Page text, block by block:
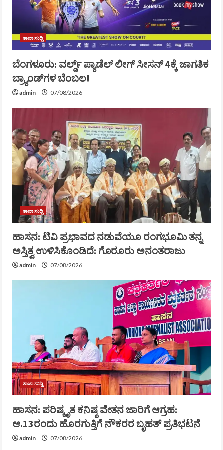
ತಾಜಾ ಸುದ್ದಿ
ಬೆಂಗಳೂರು: ವರ್ಲ್ಡ್ ಪ್ಯಾಡೆಲ್ ಲೀಗ್ ಸೀಸನ್ 4ಕ್ಕೆ ಜಾಗತಿಕ
ಬ್ರ್ಯಾಂಡ್‌ಗಳ ಬೆಂಬಲ!
admin 07/08/2026
ತಾಜಾ ಸುದ್ದಿ
ಹಾಸನ: ಟಿವಿ ಪ್ರಭಾವದ ನಡುವೆಯೂ ರಂಗಭೂಮಿ ತನ್ನ
ಅಸ್ತಿತ್ವ ಉಳಿಸಿಕೊಂಡಿದೆ: ಗೊರೂರು ಅನಂತರಾಜು
admin 07/08/2026
ತಾಜಾ ಸುದ್ದಿ
ಹಾಸನ: ಪರಿಷ್ಕೃತ ಕನಿಷ್ಠ ವೇತನ ಜಾರಿಗೆ ಆಗ್ರಹ:
ಆ.13ರಂದು ಹೊರಗುತ್ತಿಗೆ ನೌಕರರ ಬೃಹತ್ ಪ್ರತಿಭಟನೆ
admin 07/08/2026